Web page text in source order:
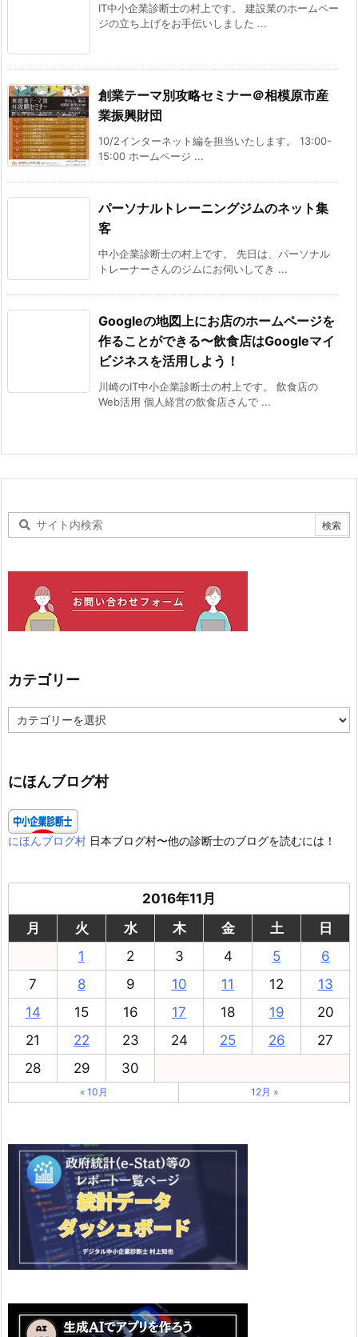
IT中小企業診断士の村上です。 建設業のホームペー
ジの立ち上げをお手伝いしました ...
創業テーマ別攻略セミナー＠相模原市産
業振興財団
10/2インターネット編を担当いたします。 13:00-
15:00 ホームページ ...
パーソナルトレーニングジムのネット集
客
中小企業診断士の村上です。 先日は、パーソナル
トレーナーさんのジムにお伺いしてき ...
Googleの地図上にお店のホームページを
作ることができる〜飲食店はGoogleマイ
ビジネスを活用しよう！
川崎のIT中小企業診断士の村上です。 飲食店の
Web活用 個人経営の飲食店さんで ...
カテゴリー
テ
ー
にほんブログ村
にほんブログ村 日本ブログ村〜他の診断士のブログを読むには！
2016年11月
月
火 水 木 金 土
日
1
2 3 4 5
6
7
8 9 10 11 12
13
14
15 16 17 18 19
20
21
22 23 24 25 26
27
28
29 30
« 10月 12月 »